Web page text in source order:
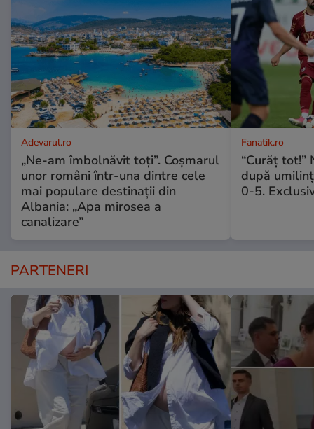
Adevarul.ro
„Ne-am îmbolnăvit toți”. Coșmarul
unor români într-una dintre cele
mai populare destinații din
Albania: „Apa mirosea a
canalizare”
Fanatik.ro
“Curăț tot!”
după
0-5.
PARTENERI